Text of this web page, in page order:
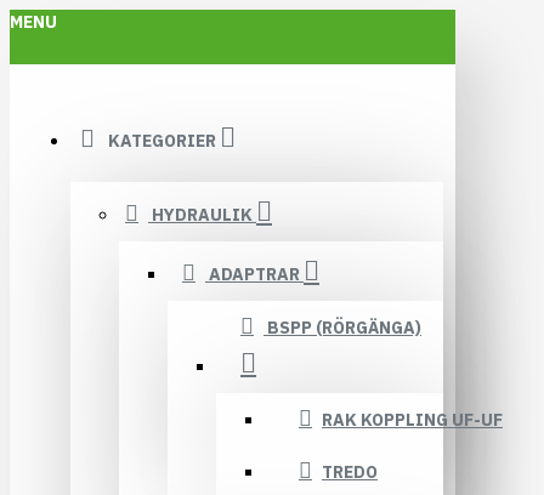
MENU
KATEGORIER
HYDRAULIK
ADAPTRAR
BSPP (RÖRGÄNGA)
RAK KOPPLING UF-UF
TREDO